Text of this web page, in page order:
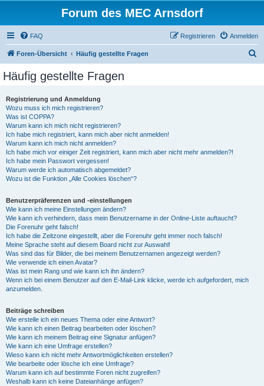
Forum des MEC Arnsdorf
FAQ Anmelden
Registrieren
Foren-Übersicht Häufig gestellte Fragen
Häufig gestellte Fragen
Registrierung und Anmeldung
Wozu muss ich mich registrieren?
Was ist COPPA?
Warum kann ich mich nicht registrieren?
Ich habe mich registriert, kann mich aber nicht anmelden!
Warum kann ich mich nicht anmelden?
Ich habe mich vor einiger Zeit registriert, kann mich aber nicht mehr anmelden?!
Ich habe mein Passwort vergessen!
Warum werde ich automatisch abgemeldet?
Wozu ist die Funktion „Alle Cookies löschen“?
Benutzerpräferenzen und -einstellungen
Wie kann ich meine Einstellungen ändern?
Wie kann ich verhindern, dass mein Benutzername in der Online-Liste auftaucht?
Die Forenuhr geht falsch!
Ich habe die Zeitzone eingestellt, aber die Forenuhr geht immer noch falsch!
Meine Sprache steht auf diesem Board nicht zur Auswahl!
Was sind das für Bilder, die bei meinem Benutzernamen angezeigt werden?
Wie verwende ich einen Avatar?
Was ist mein Rang und wie kann ich ihn ändern?
Wenn ich bei einem Benutzer auf den E-Mail-Link klicke, werde ich aufgefordert, mich
anzumelden.
Beiträge schreiben
Wie erstelle ich ein neues Thema oder eine Antwort?
Wie kann ich einen Beitrag bearbeiten oder löschen?
Wie kann ich meinem Beitrag eine Signatur anfügen?
Wie kann ich eine Umfrage erstellen?
Wieso kann ich nicht mehr Antwortmöglichkeiten erstellen?
Wie bearbeite oder lösche ich eine Umfrage?
Warum kann ich auf bestimmte Foren nicht zugreifen?
Weshalb kann ich keine Dateianhänge anfügen?